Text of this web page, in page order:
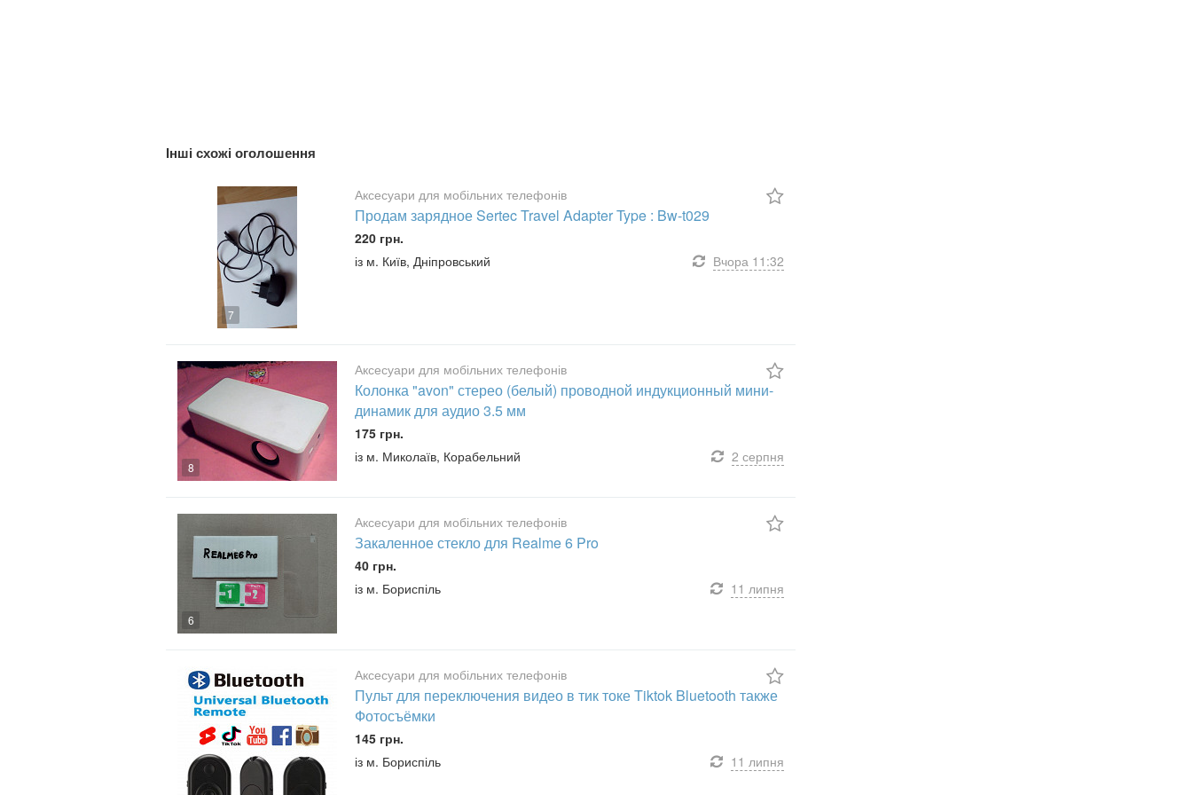
Інші схожі оголошення
7
Аксесуари для мобільних телефонів
Продам зарядное Sertec Travel Adapter Type : Bw-t029
220 грн.
із м. Київ, Дніпровський
Вчора 11:32
8
Аксесуари для мобільних телефонів
Колонка "avon" стерео (белый) проводной индукционный мини-
динамик для аудио 3.5 мм
175 грн.
із м. Миколаїв, Корабельний
2 серпня
6
Аксесуари для мобільних телефонів
Закаленное стекло для Realme 6 Pro
40 грн.
із м. Бориспіль
11 липня
Аксесуари для мобільних телефонів
Пульт для переключения видео в тик токе Tiktok Bluetooth также
Фотосъёмки
145 грн.
із м. Бориспіль
11 липня